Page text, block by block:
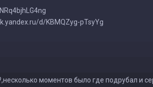
d/KBMQZyg-pTsyYg
моментов было где подрубал и